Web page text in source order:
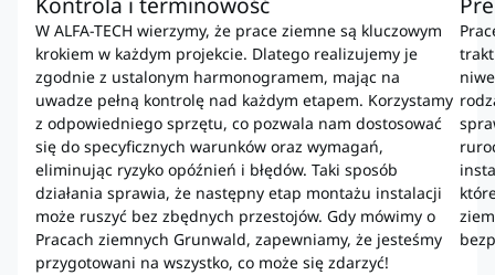
W ALFA-TECH wierzymy, że prace ziemne są kluczowym
krokiem w każdym projekcie. Dlatego realizujemy je
zgodnie z ustalonym harmonogramem, mając na
uwadze pełną kontrolę nad każdym etapem. Korzystamy
z odpowiedniego sprzętu, co pozwala nam dostosować
się do specyficznych warunków oraz wymagań,
eliminując ryzyko opóźnień i błędów. Taki sposób
działania sprawia, że następny etap montażu instalacji
może ruszyć bez zbędnych przestojów. Gdy mówimy o
Pracach ziemnych Grunwald, zapewniamy, że jesteśmy
przygotowani na wszystko, co może się zdarzyć!